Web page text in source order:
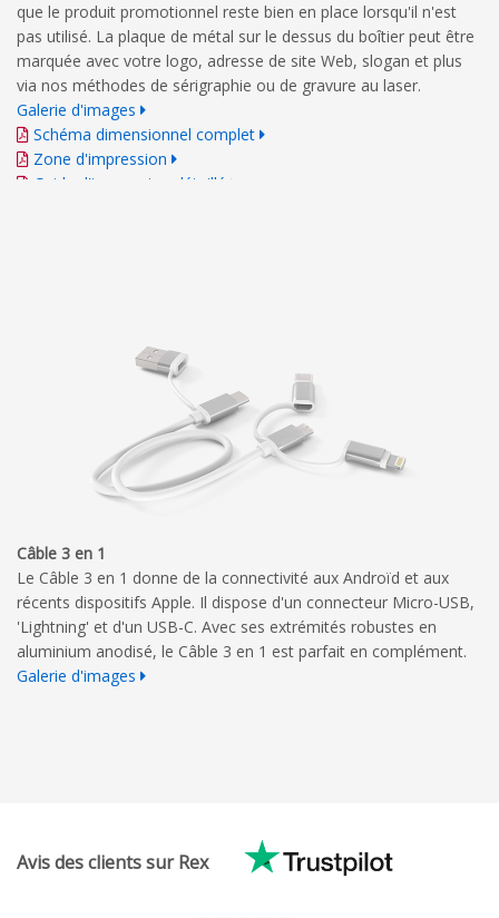
que le produit promotionnel reste bien en place lorsqu'il n'est
pas utilisé. La plaque de métal sur le dessus du boîtier peut être
marquée avec votre logo, adresse de site Web, slogan et plus
via nos méthodes de sérigraphie ou de gravure au laser.
Galerie d'images
Schéma dimensionnel complet
Zone d'impression
Guide d'impression détaillé
Câble 3 en 1
Le Câble 3 en 1 donne de la connectivité aux Androïd et aux
récents dispositifs Apple. Il dispose d'un connecteur Micro-USB,
'Lightning' et d'un USB-C. Avec ses extrémités robustes en
aluminium anodisé, le Câble 3 en 1 est parfait en complément.
Galerie d'images
Avis des clients sur Rex